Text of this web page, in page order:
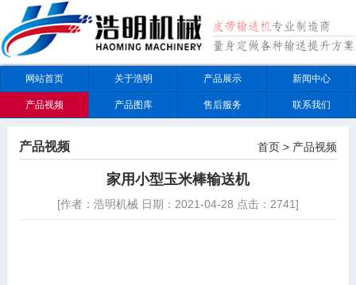
网站首页 关于浩明 产品展示 新闻中心
产品视频 产品图库 售后服务 联系我们
产品视频 首页 > 产品视频
家用小型玉米棒输送机
[作者：浩明机械 日期：2021-04-28 点击：2741]